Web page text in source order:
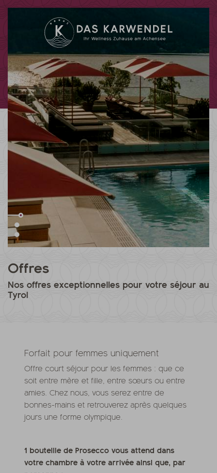
Offres
Nos offres exceptionnelles pour votre séjour au
Tyrol
Forfait pour femmes uniquement
Offre court séjour pour les femmes : que ce
soit entre mère et fille, entre sœurs ou entre
amies. Chez nous, vous serez entre de
bonnes-mains et retrouverez après quelques
jours une forme olympique.
1 bouteille de Prosecco vous attend dans
votre chambre à votre arrivée ainsi que, par